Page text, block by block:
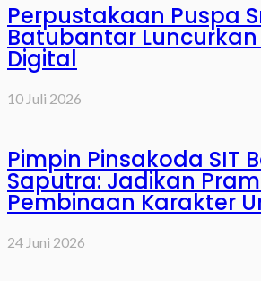
Perpustakaan Puspa
Batubantar Luncurkan
Digital
10 Juli 2026
Pimpin Pinsakoda SIT
Saputra: Jadikan
Pembinaan Karakter
24 Juni 2026